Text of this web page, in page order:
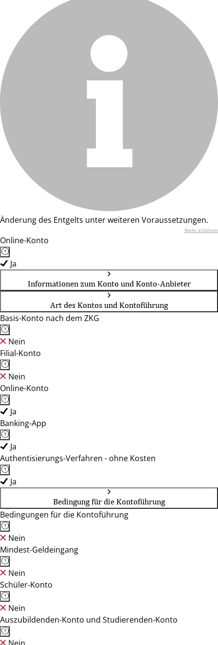
Änderung des Entgelts unter weiteren Voraussetzungen.
Mehr erfahren
Online-Konto
Ja
Informationen zum Konto und Konto-Anbieter
Art des Kontos und Kontoführung
Basis-Konto nach dem ZKG
Nein
Filial-Konto
Nein
Online-Konto
Ja
Banking-App
Ja
Authentisierungs-Verfahren - ohne Kosten
Ja
Bedingung für die Kontoführung
Bedingungen für die Kontoführung
Nein
Mindest-Geldeingang
Nein
Schüler-Konto
Nein
Auszubildenden-Konto und Studierenden-Konto